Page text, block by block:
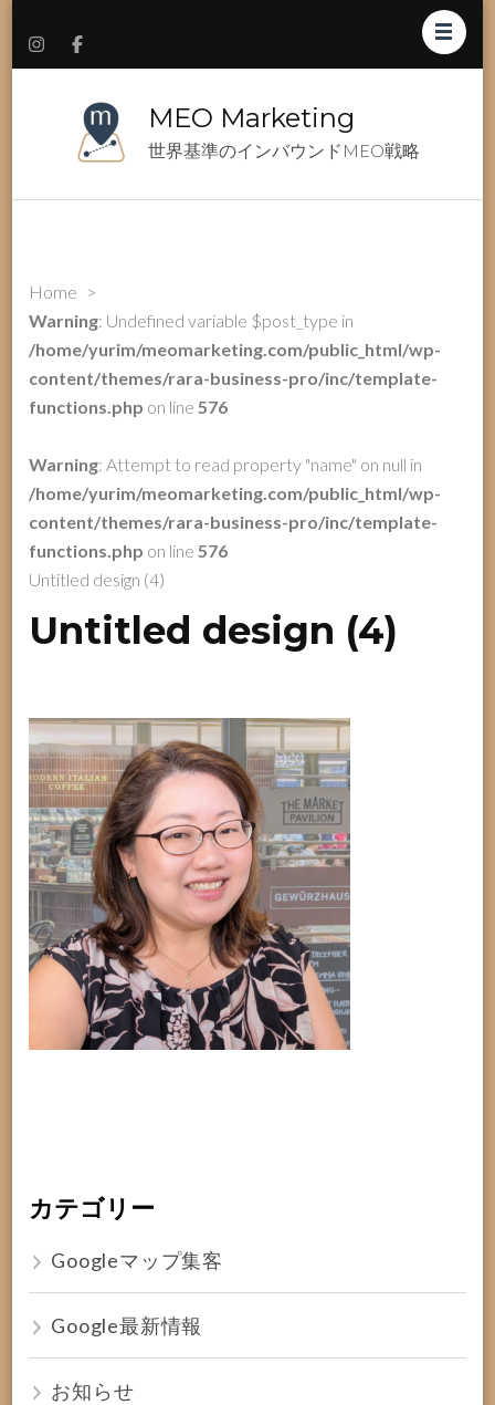
MEO Marketing
世界基準のインバウンドMEO戦略
Home >
Warning: Undefined variable $post_type in
/home/yurim/meomarketing.com/public_html/wp-
content/themes/rara-business-pro/inc/template-
functions.php on line576
Warning: Attempt to read property "name" on null in
/home/yurim/meomarketing.com/public_html/wp-
content/themes/rara-business-pro/inc/template-
functions.php on line576
Untitled design (4)
Untitled design (4)
カテゴリー
Googleマップ集客
Google最新情報
お知らせ